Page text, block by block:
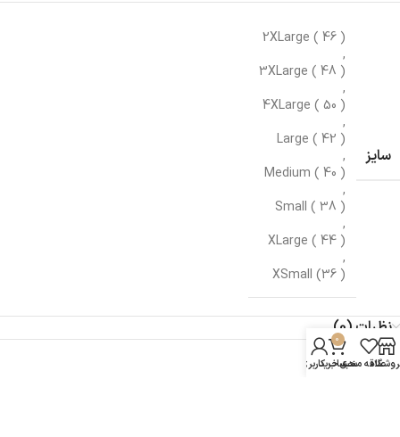
سایز
2XLarge ( 46 )
,
3XLarge ( 48 )
,
4XLarge ( 50 )
,
Large ( 42 )
,
Medium ( 40 )
,
Small ( 38 )
,
XLarge ( 44 )
,
XSmall (36 )
نظرات (0)
علاقه مندی
0
سبد خرید
حساب کاربری من